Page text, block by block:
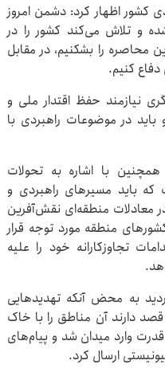
کشور اظهار کرد: دشمن امروز
و تلاش می‌کند کشور را در
محاصره را بشکنیم، در مقابل
دفاع کنیم.
نیازمند حفظ اقتدار ملی و
در موضوعات راهبردی با
با اشاره به تحولات
که باید مسیرهای راهبردی و
معادلات منطقه‌ای نقش‌آفرین
منطقه مورد توجه قرار
تجاوزکارانه خود را علیه
به محض آنکه تهدیدهایی
دارند آن مناطق را با خاک
وارد میدان شد و پیام‌های
ارسال کرد.